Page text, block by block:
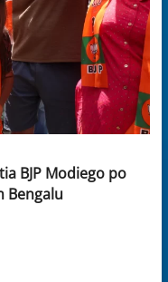
BJP Modiego po
Bengalu